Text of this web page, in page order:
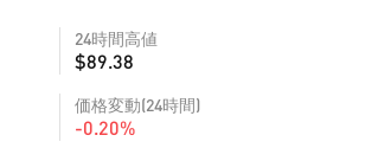
24時間高値
$89.38
価格変動(24時間)
-0.20%